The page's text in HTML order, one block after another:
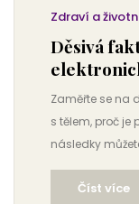
Zdraví a
Děsivá
Zaměřte se na
s tělem, proč je
následky
Číst více